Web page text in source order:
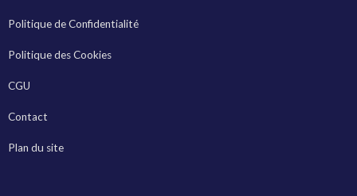
Politique de Confidentialité
Politique des Cookies
CGU
Contact
Plan du site